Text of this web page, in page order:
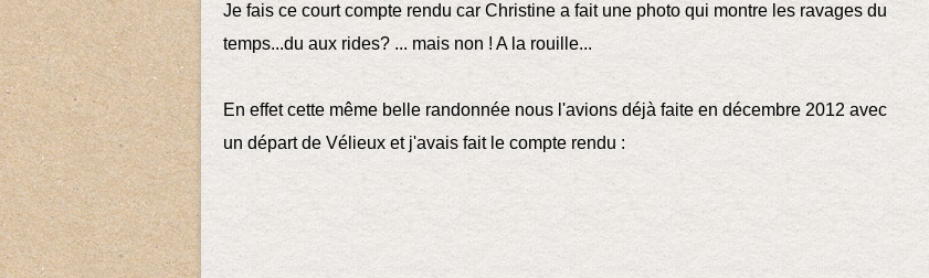
Je fais ce court compte rendu car Christine a fait une photo qui montre les ravages du
temps...du aux rides? ... mais non ! A la rouille...
En effet cette même belle randonnée nous l'avions déjà faite en décembre 2012 avec
un départ de Vélieux et j'avais fait le compte rendu :